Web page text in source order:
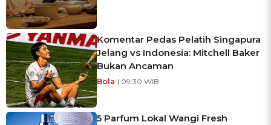
Komentar Pedas Pelatih Singapura
Jelang vs Indonesia: Mitchell Baker
Bukan Ancaman
Bola | 09:30 WIB
5 Parfum Lokal Wangi Fresh